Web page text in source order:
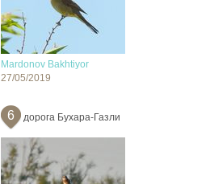
Mardonov Bakhtiyor
27/05/2019
6 дорога Бухара-Газли